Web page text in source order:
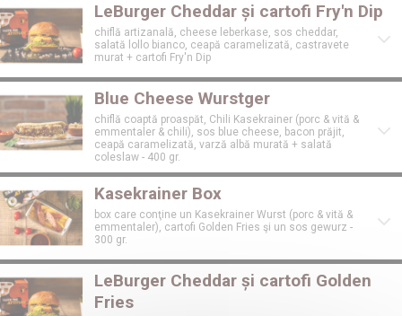
LeBurger Cheddar și cartofi Fry'n Dip
chiflă artizanală, cheese leberkase, sos cheddar,
salată lollo bianco, ceapă caramelizată, castravete
murat + cartofi Fry'n Dip
Blue Cheese Wurstger
chiflă coaptă proaspăt, Chili Kasekrainer (porc & vită &
emmentaler & chili), sos blue cheese, bacon prăjit,
ceapă caramelizată, varză albă murată + salată
coleslaw - 400 gr.
Kasekrainer Box
box care conţine un Kasekrainer Wurst (porc & vită &
emmentaler), cartofi Golden Fries şi un sos gewurz -
300 gr.
LeBurger Cheddar și cartofi Golden
Fries